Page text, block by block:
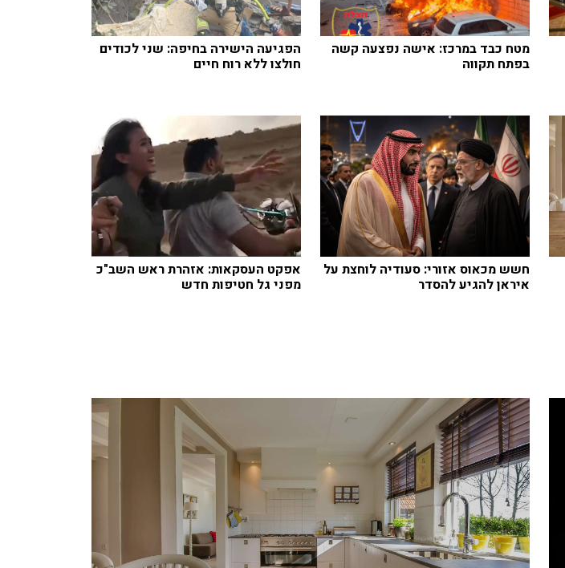
מטח כבד במרכז: אישה נפצעה קשה
בפתח תקווה
הפגיעה הישירה בחיפה: שני לכודים
חולצו ללא רוח חיים
חשש מכאוס אזורי: סעודיה לוחצת על
איראן להגיע להסדר
אפקט העסקאות: אזהרת ראש השב"כ
מפני גל חטיפות חדש